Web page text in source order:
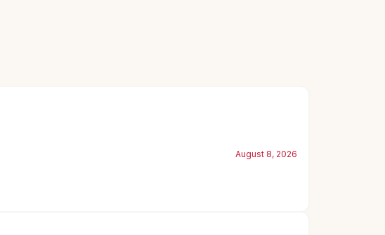
August 8, 2026